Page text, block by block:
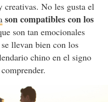
creativas. No les gusta el
son compatibles con los
son tan emocionales
llevan bien con los
chino en el signo